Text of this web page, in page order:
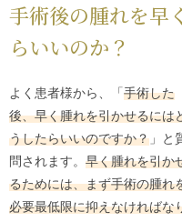
手術後の腫れを早
らいいのか？
よく患者様から、「 手術した
後、早く腫れを引かせるには
うしたらいいのですか？ 」と
問されます。 早く腫れを引か
るためには、まず手術の腫れ
必要最低限に抑えなければな